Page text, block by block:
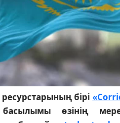
бірі
басылымы өзінің